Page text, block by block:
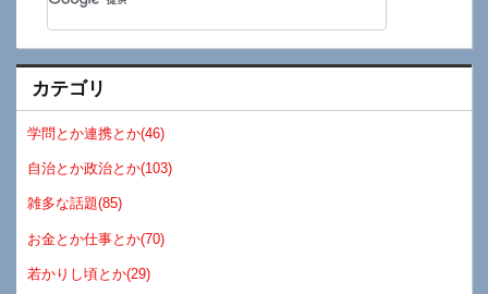
カテゴリ
学問とか連携とか(46)
自治とか政治とか(103)
雑多な話題(85)
お金とか仕事とか(70)
若かりし頃とか(29)